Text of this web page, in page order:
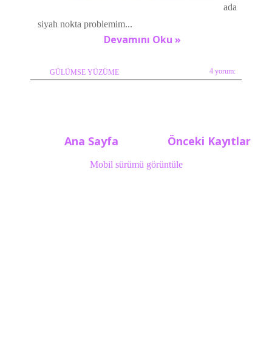
ada
siyah nokta problemim...
Devamını Oku »
GÜLÜMSE YÜZÜME 4 yorum:
Önceki Kayıtlar
Ana Sayfa
Mobil sürümü görüntüle